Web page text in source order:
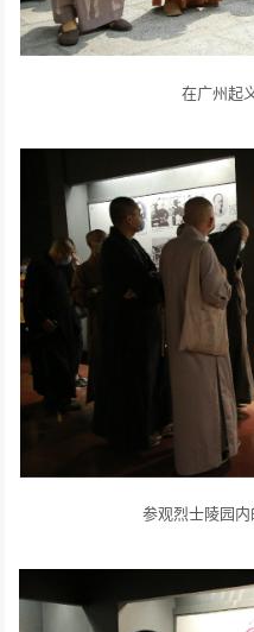
在广州起
参观烈士陵园